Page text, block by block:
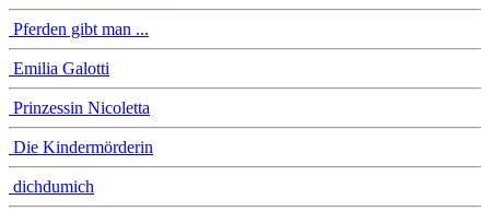
Pferden gibt man ...
Emilia Galotti
Prinzessin Nicoletta
Die Kindermörderin
dichdumich